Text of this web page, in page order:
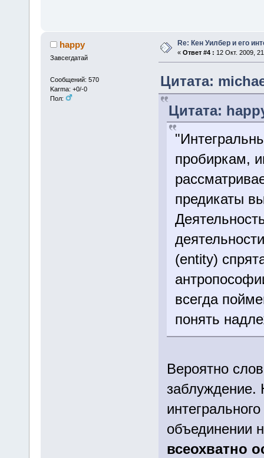
happy
Завсегдатай
Сообщений: 570
Karma: +0/-0
Пол:
Re: Кен Уилбер и его
« Ответ #4 : 12 Окт. 2009,
Цитата:
Цитата:
пробиркам,
предикаты
(entity)
всегда
понять
Вероятно
заблуждение.
объединении
всеохватно